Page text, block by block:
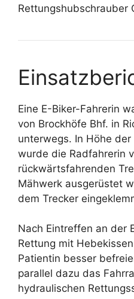
Rettungshubschrauber
Eine E-Biker-Fahrerin
von Brockhöfe Bhf. in
unterwegs. In Höhe
wurde die Radfahrerin
rückwärtsfahrenden
Mähwerk ausgerüstet
dem Trecker
Nach Eintreffen an der
Rettung mit
Patientin besser
parallel dazu das
hydraulischen